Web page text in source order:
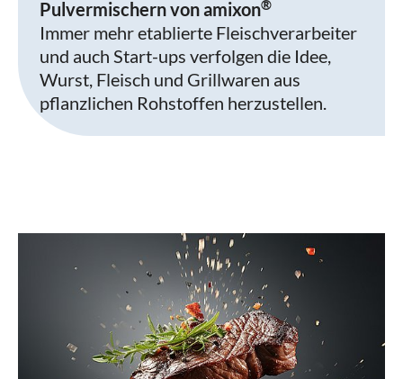
Pulvermischern von amixon®
Immer mehr etablierte Fleischverarbeiter
und auch Start-ups verfolgen die Idee,
Wurst, Fleisch und Grillwaren aus
pflanzlichen Rohstoffen herzustellen.